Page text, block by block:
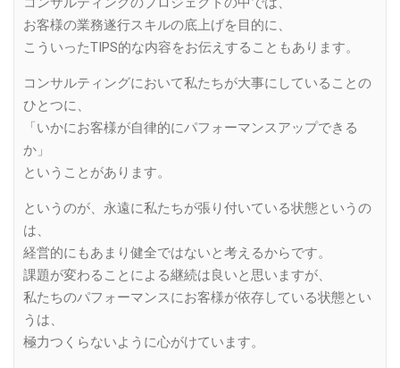
お客様の業務遂行スキルの底上げを目的に、
こういったTIPS的な内容をお伝えすることもあります。
コンサルティングにおいて私たちが大事にしていることの
ひとつに、
「いかにお客様が自律的にパフォーマンスアップできる
か」
ということがあります。
というのが、永遠に私たちが張り付いている状態というの
は、
経営的にもあまり健全ではないと考えるからです。
課題が変わることによる継続は良いと思いますが、
私たちのパフォーマンスにお客様が依存している状態とい
うは、
極力つくらないように心がけています。